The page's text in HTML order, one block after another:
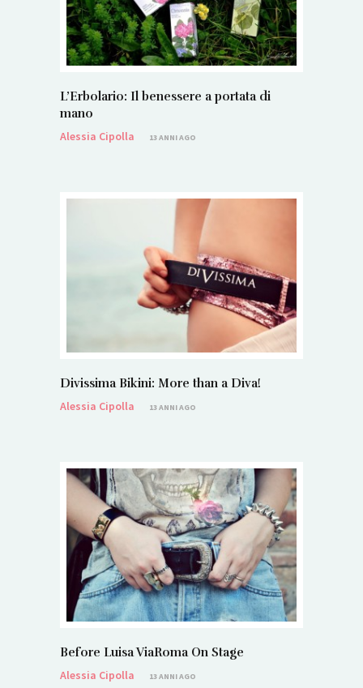
L’Erbolario: Il benessere a portata di
mano
Alessia Cipolla
13 ANNI AGO
Divissima Bikini: More than a Diva!
Alessia Cipolla
13 ANNI AGO
Before Luisa ViaRoma On Stage
Alessia Cipolla
13 ANNI AGO